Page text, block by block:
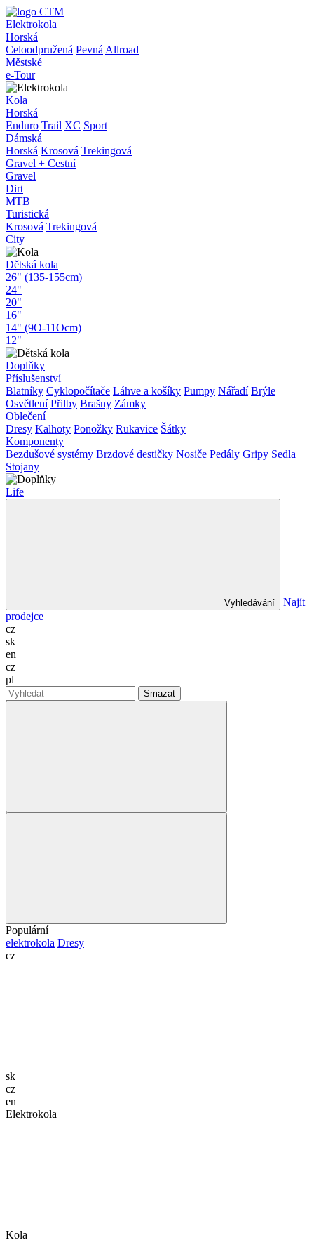
Elektrokola
Horská
Celoodpružená Pevná Allroad
Městské
e-Tour
Kola
Horská
Enduro Trail XC Sport
Dámská
Horská Krosová Trekingová
Gravel + Cestní
Gravel
Dirt
MTB
Turistická
Krosová Trekingová
City
Dětská kola
26" (135-155cm)
24"
20"
16"
14" (9O-11Ocm)
12"
Doplňky
Příslušenství
Blatníky Cyklopočítače Láhve a košíky Pumpy Nářadí Brýle
Osvětlení Přilby Brašny Zámky
Oblečení
Dresy Kalhoty Ponožky Rukavice Šátky
Komponenty
Bezdušové systémy Brzdové destičky Nosiče Pedály Gripy Sedla
Stojany
Life
Vyhledávání
Najít
prodejce
cz
sk
en
cz
pl
Smazat
Populární
elektrokola Dresy
cz
sk
cz
en
Elektrokola
Kola